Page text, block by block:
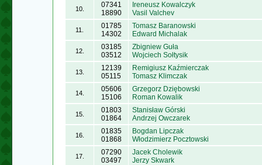
10.
07341
18890
Ireneusz Kowalczyk
Vasil Valchev
11.
01785
14302
Tomasz Baranowski
Edward Michalak
12.
03185
03512
Zbigniew Guła
Wojciech Sołtysik
13.
12139
05115
Remigiusz Kaźmierczak
Tomasz Klimczak
14.
05606
15106
Grzegorz Dziębowski
Roman Kowalik
15.
01803
01864
Stanisław Górski
Andrzej Owczarek
16.
01835
01868
Bogdan Lipczak
Włodzimierz Pocztowski
17.
07290
03497
Jacek Cholewik
Jerzy Skwark